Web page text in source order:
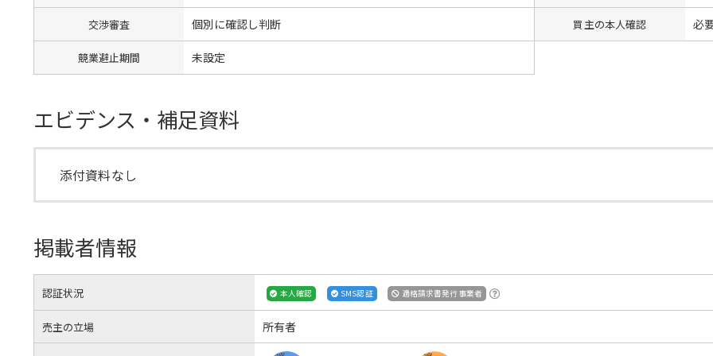
交渉審査 個別に確認し判断 買主の本人確認 必
競業避止期間 未設定
エビデンス・補足資料
添付資料なし
掲載者情報
認証状況 本人確認 SMS認証 適格請求書発行事業者
売主の立場 所有者